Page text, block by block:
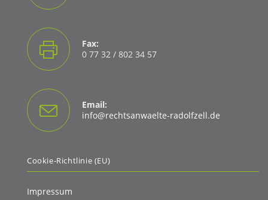
application
Fax:
0 77 32 / 802 34 57
Email:
info@rechtsanwaelte-radolfzell.de
Cookie-Richtlinie (EU)
Impressum